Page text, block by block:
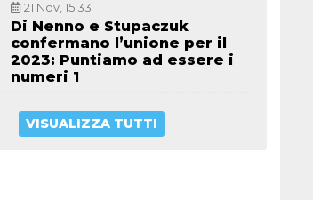
21 Nov, 15:33
Di Nenno e Stupaczuk
confermano l’unione per il
2023: Puntiamo ad essere i
numeri 1
VISUALIZZA TUTTI